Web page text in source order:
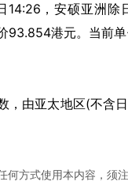
，安硕亚洲除
93.854港元。当前
由亚太地区(不含
方式使用本内容，须注